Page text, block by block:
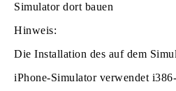
Simulator dort bauen
Hinweis:
Die Installation des auf dem
iPhone-Simulator verwendet